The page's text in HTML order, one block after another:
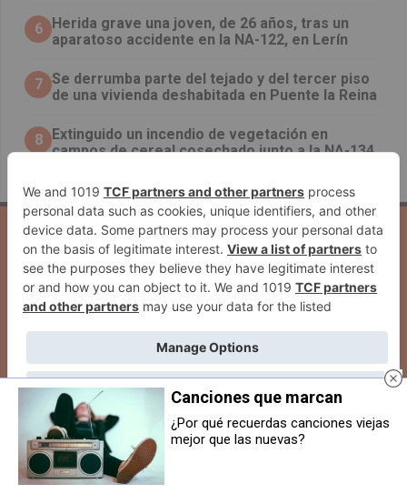
6 Herida grave una joven, de 26 años, tras un
aparatoso accidente en la NA-122, en Lerín
7 Se derrumba parte del tejado y del tercer piso
de una vivienda deshabitada en Puente la Reina
8 Extinguido un incendio de vegetación en
campos de cereal cosechado junto a la NA-134,
Inicio Quiénes Somos Contacto
Publicidad
Aviso Legal
Cookies Seguridad Protección De Datos
Las personas con lupus critican
la eliminación de la ayuda navarra
para fotoprotección: “No es
estética, es salud"
Burlada elige a su Corporación
Canciones que marcan
¿Por qué recuerdas canciones viejas
mejor que las nuevas?